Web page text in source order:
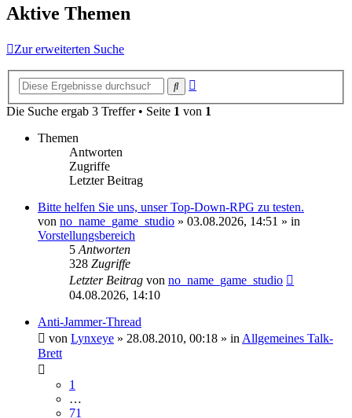
Aktive Themen
Zur erweiterten Suche
Suche
Die Suche ergab 3 Treffer • Seite 1 von 1
Themen
Antworten
Zugriffe
Letzter Beitrag
Bitte helfen Sie uns, unser Top-Down-RPG zu testen.
von no_name_game_studio » 03.08.2026, 14:51 » in
Vorstellungsbereich
5 Antworten
328 Zugriffe
Letzter Beitrag von no_name_game_studio
04.08.2026, 14:10
Anti-Jammer-Thread
von Lynxeye » 28.08.2010, 00:18 » in Allgemeines Talk-
Brett
1
…
71